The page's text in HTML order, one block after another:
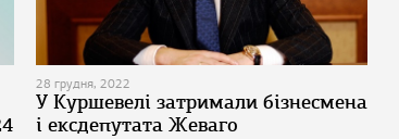
28 грудня, 2022
У Куршевелі затримали бізнесмена
і ексдепутата Жеваго